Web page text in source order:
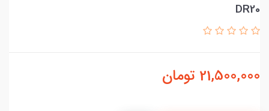
DR20
21,500,000 تومان